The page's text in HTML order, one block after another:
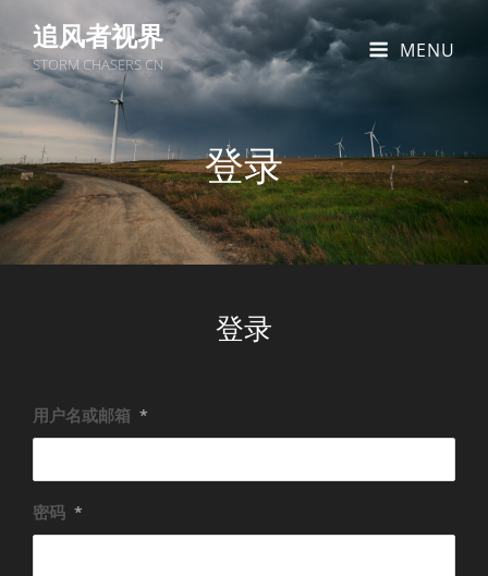
追风者视界
STORM CHASERS CN
MENU
登录
登录
用户名或邮箱 *
密码 *